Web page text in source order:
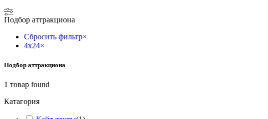
Подбор аттракциона
Сбросить фильтр×
4x24×
Подбор аттракциона
1 товар found
Катагория